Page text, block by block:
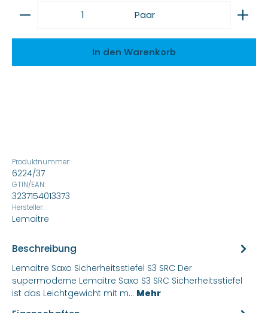
Produkt Anzahl: Gib den gewünschten Wert
Paar
In den Warenkorb
Produktnummer:
6224/37
GTIN/EAN:
3237154013373
Hersteller:
Lemaitre
Beschreibung
Lemaitre Saxo Sicherheitsstiefel S3 SRC Der
supermoderne Lemaitre Saxo S3 SRC Sicherheitsstiefel
ist das Leichtgewicht mit m… Mehr